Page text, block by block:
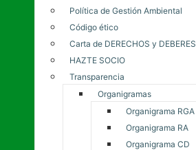
Política de Gestión Ambiental
Código ético
Carta de DERECHOS y DEBERES
HAZTE SOCIO
Transparencia
Organigramas
Organigrama RGA
Organigrama RA
Organigrama CD